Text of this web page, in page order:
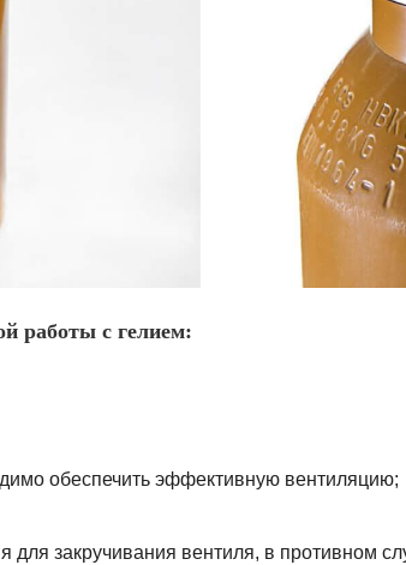
работы с гелием:
обеспечить эффективную вентиляцию;
для закручивания вентиля, в противном